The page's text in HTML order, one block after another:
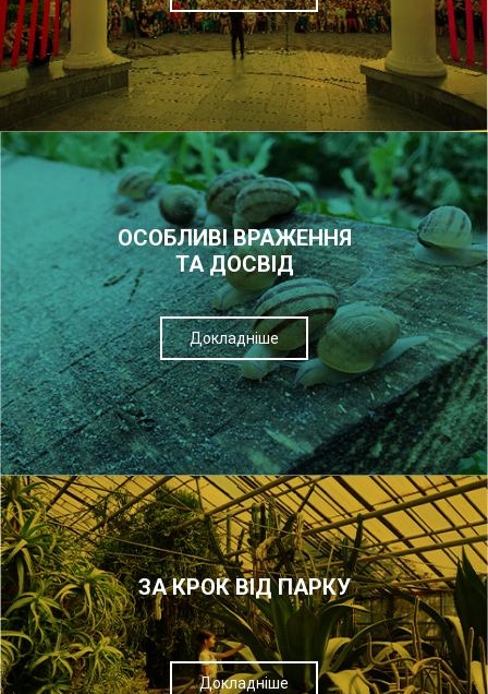
ОСОБЛИВІ ВРАЖЕННЯ
ТА ДОСВІД
Докладніше
ЗА КРОК ВІД ПАРКУ
Докладніше